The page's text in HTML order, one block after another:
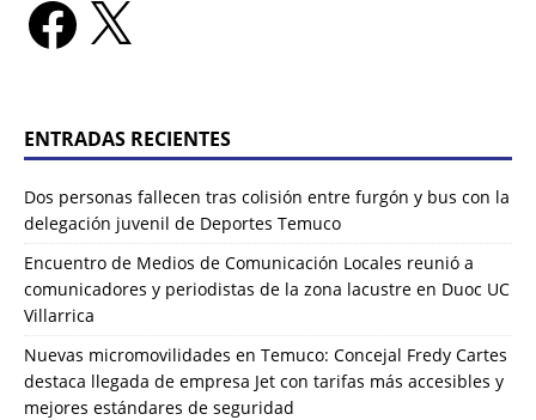
ENTRADAS RECIENTES
Dos personas fallecen tras colisión entre furgón y bus con la
delegación juvenil de Deportes Temuco
Encuentro de Medios de Comunicación Locales reunió a
comunicadores y periodistas de la zona lacustre en Duoc UC
Villarrica
Nuevas micromovilidades en Temuco: Concejal Fredy Cartes
destaca llegada de empresa Jet con tarifas más accesibles y
mejores estándares de seguridad